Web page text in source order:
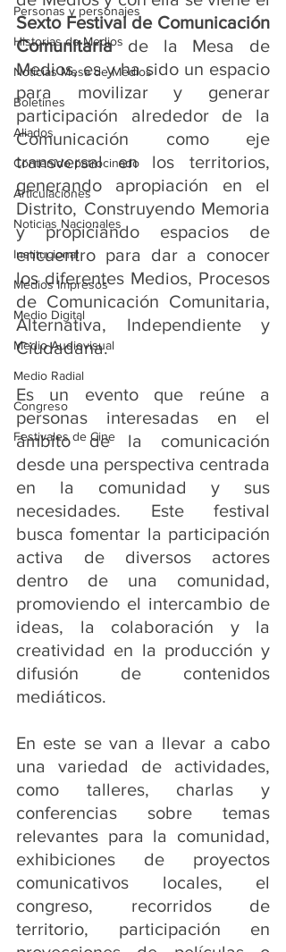
Personas y personajes
Historias de Medios
Noticias Mesa de Medios
Boletines
Aliados
Contenido patrocinado
Articulaciones
Noticias Nacionales
Institucional
Medios Impresos
Medio Digital
Medio Audiovisual
Medio Radial
Congreso
Festivales de Cine
Sexto Festival de Comunicación
Comunitaria de la Mesa de
Medios, es y ha sido un espacio
para movilizar y generar
participación alrededor de la
Comunicación como eje
transversal en los territorios,
generando apropiación en el
Distrito, Construyendo Memoria
y propiciando espacios de
encuentro para dar a conocer
los diferentes Medios, Procesos
de Comunicación Comunitaria,
Alternativa, Independiente y
Ciudadana.
Es un evento que reúne a
personas interesadas en el
ámbito de la comunicación
desde una perspectiva centrada
en la comunidad y sus
necesidades. Este festival
busca fomentar la participación
activa de diversos actores
dentro de una comunidad,
promoviendo el intercambio de
ideas, la colaboración y la
creatividad en la producción y
difusión de contenidos
mediáticos.
En este se van a llevar a cabo
una variedad de actividades,
como talleres, charlas y
conferencias sobre temas
relevantes para la comunidad,
exhibiciones de proyectos
comunicativos locales, el
congreso, recorridos de
territorio, participación en